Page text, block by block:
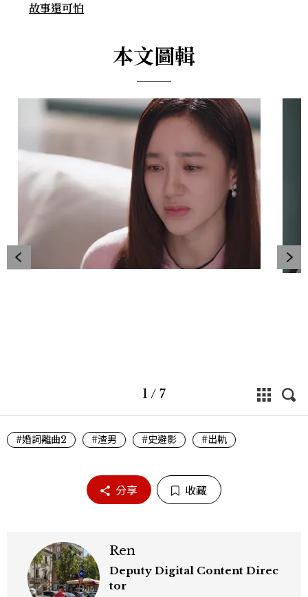
故事還可怕
本文圖輯
1 / 7
#婚詞離曲2 #渣男 #史避影 #出軌
分享 收藏
Ren
Deputy Digital Content Direc
tor